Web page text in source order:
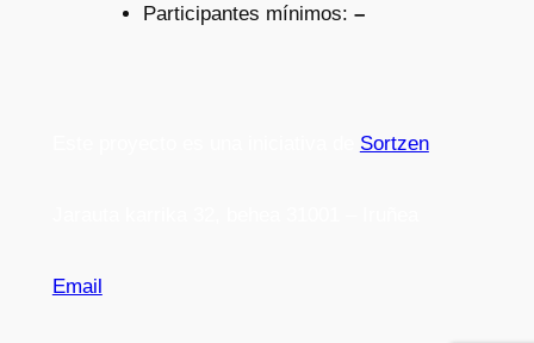
Participantes mínimos: –
Sortzen
Email